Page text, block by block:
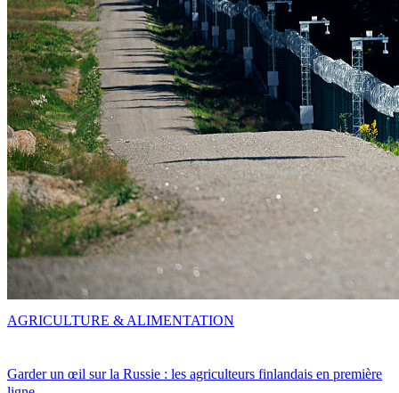
Garder un œil sur la Russie : les agriculteurs finlandais en première
AGRICULTURE & ALIMENTATION